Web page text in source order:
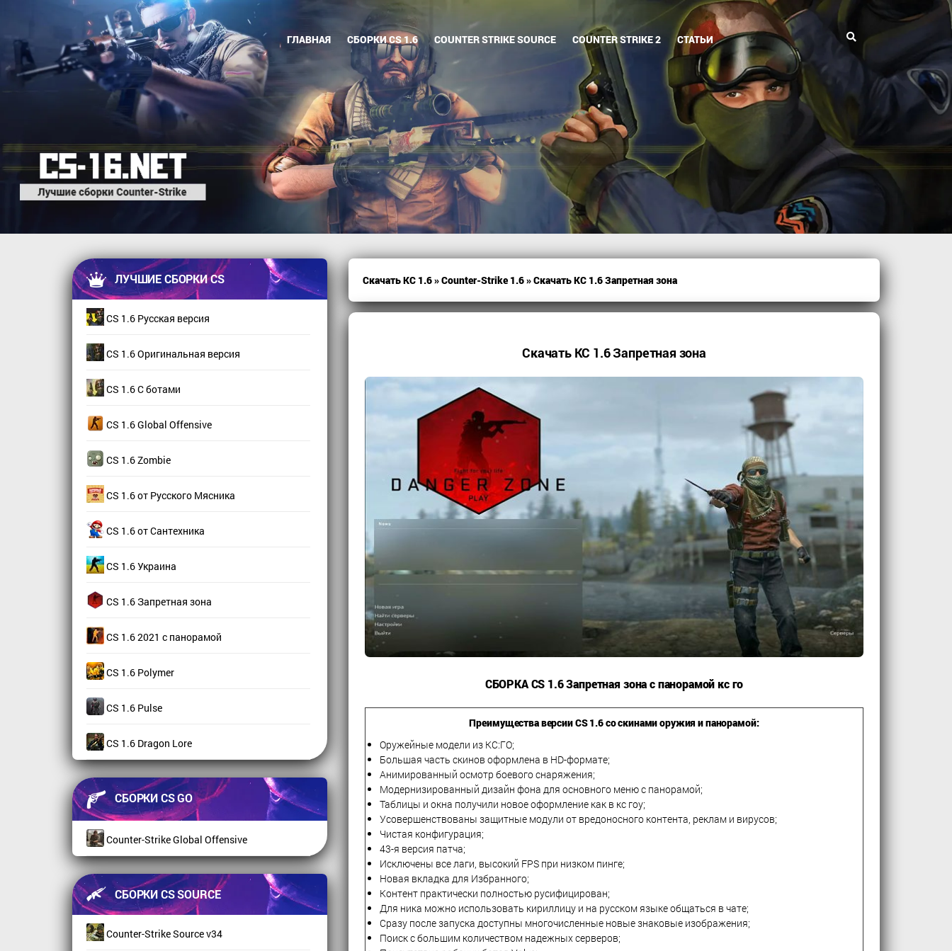
ГЛАВНАЯ СБОРКИ CS 1.6 COUNTER STRIKE SOURCE COUNTER STRIKE 2 СТАТЬИ
ЛУЧШИЕ СБОРКИ CS
CS 1.6 Русская версия
CS 1.6 Оригинальная версия
CS 1.6 С ботами
CS 1.6 Global Offensive
CS 1.6 Zombie
CS 1.6 от Русского Мясника
CS 1.6 от Сантехника
CS 1.6 Украина
CS 1.6 Запретная зона
CS 1.6 2021 с панорамой
CS 1.6 Polymer
CS 1.6 Pulse
CS 1.6 Dragon Lore
СБОРКИ CS GO
Counter-Strike Global Offensive
СБОРКИ CS SOURCE
Counter-Strike Source v34
Скачать КС 1.6»Counter-Strike 1.6» Скачать КС 1.6 Запретная зона
Скачать КС 1.6 Запретная зона
СБОРКА CS 1.6 Запретная зона с панорамой кс го
Преимущества версии CS 1.6 со скинами оружия и панорамой:
Оружейные модели из КС:ГО;
Большая часть скинов оформлена в HD-формате;
Анимированный осмотр боевого снаряжения;
Модернизированный дизайн фона для основного меню с панорамой;
Таблицы и окна получили новое оформление как в кс гоу;
Усовершенствованы защитные модули от вредоносного контента, реклам и вирусов;
Чистая конфигурация;
43-я версия патча;
Исключены все лаги, высокий FPS при низком пинге;
Новая вкладка для Избранного;
Контент практически полностью русифицирован;
Для ника можно использовать кириллицу и на русском языке общаться в чате;
Сразу после запуска доступны многочисленные новые знаковые изображения;
Поиск с большим количеством надежных серверов;